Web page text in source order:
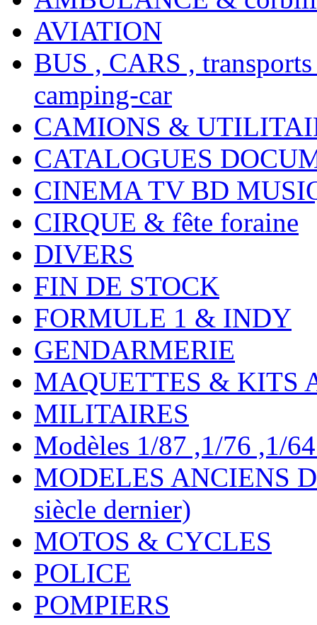
AVIATION
BUS , CARS ,
camping-car
CAMIONS &
CATALOGUES
CINEMA TV BD
CIRQUE & fête foraine
DIVERS
FIN DE STOCK
FORMULE 1 & INDY
GENDARMERIE
MAQUETTES & KITS
MILITAIRES
Modèles 1/87 ,1/76 ,1/
MODELES ANCIENS
siècle dernier)
MOTOS & CYCLES
POLICE
POMPIERS